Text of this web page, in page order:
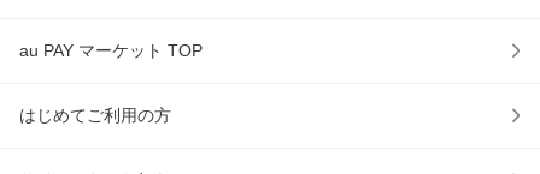
au PAY マーケット TOP
はじめてご利用の方